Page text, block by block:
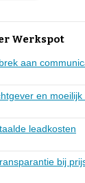
Werkspot
aan
en moeilijk
leadkosten
bij